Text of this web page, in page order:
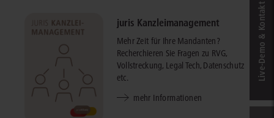
juris Kanzleimanagement
Mehr Zeit für Ihre Mandanten?
Recherchieren Sie Fragen zu RVG,
Vollstreckung, Legal Tech, Datenschutz
etc.
mehr Informationen
Live‑Demo & Kontakt